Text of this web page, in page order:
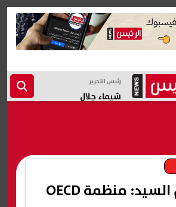
رئيس التحرير
شيماء جلال
عبد المنعم السيد: منظمة OECD